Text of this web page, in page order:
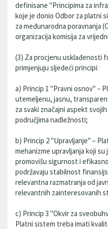
definisane "Principima za
koje je donio Odbor za platni
za međunarodna poravnanja
organizacija komisija za
(3) Za procjenu usklađenosti
primjenjuju sljedeći principi:
a) Princip 1 "Pravni osnov" –
utemeljenu, jasnu,
za svaki značajni aspekt
područjima nadležnosti;
b) Princip 2 "Upravljanje" –
mehanizme upravljanja koji
promovišu sigurnost i
podržavaju stabilnost
relevantna razmatranja od
relevantnih zainteresovanih
c) Princip 3 "Okvir za
Platni sistem treba imati